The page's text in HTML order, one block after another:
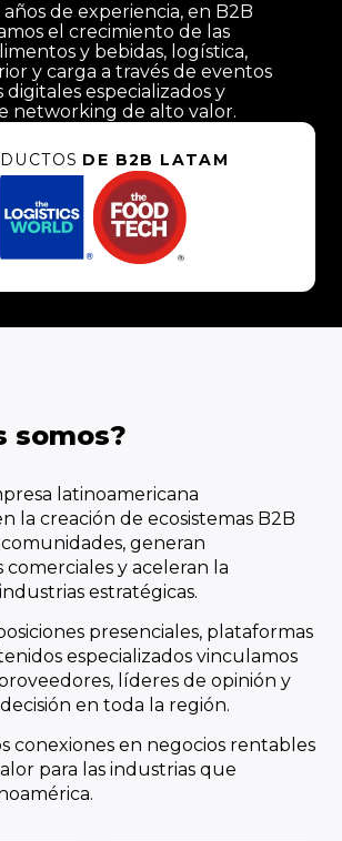
años de experiencia, en B2B
el crecimiento de las
y bebidas, logística,
y carga a través de eventos
digitales especializados y
networking de alto valor.
DE B2B LATAM
somos?
latinoamericana
la creación de ecosistemas B2B
generan
y aceleran la
estratégicas.
presenciales, plataformas
especializados vinculamos
líderes de opinión y
en toda la región.
conexiones en negocios rentables
para las industrias que